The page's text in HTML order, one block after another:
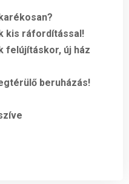
kis ráfordítással!
felújításkor, új ház
beruházás!